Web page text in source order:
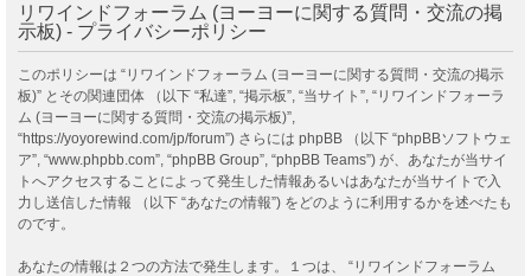
リワインドフォーラム (ヨーヨーに関する質問・交流の掲
示板) - プライバシーポリシー
このポリシーは “リワインドフォーラム (ヨーヨーに関する質問・交流の掲示
板)” とその関連団体 （以下 “私達”, “掲示板”, “当サイト”, “リワインドフォーラ
ム (ヨーヨーに関する質問・交流の掲示板)”,
“https://yoyorewind.com/jp/forum”) さらには phpBB （以下 “phpBBソフトウェ
ア”, “www.phpbb.com”, “phpBB Group”, “phpBB Teams”) が、あなたが当サイ
トへアクセスすることによって発生した情報あるいはあなたが当サイトで入
力し送信した情報 （以下 “あなたの情報”) をどのように利用するかを述べたも
のです。
あなたの情報は２つの方法で発生します。１つは、 “リワインドフォーラム